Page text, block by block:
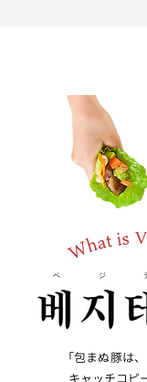
ベ ジ
「包まぬ豚は
キャッチコピ